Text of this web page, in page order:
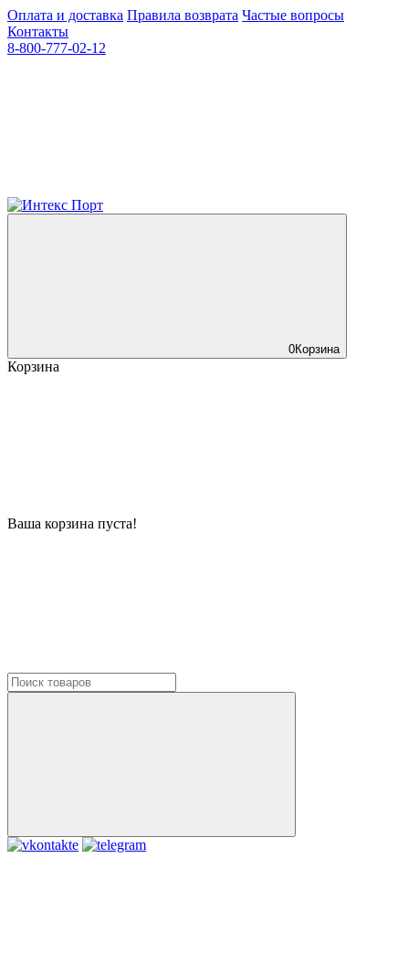
Оплата и доставка Правила возврата Частые вопросы
Контакты
8-800-777-02-12
0Корзина
Корзина
Ваша корзина пуста!